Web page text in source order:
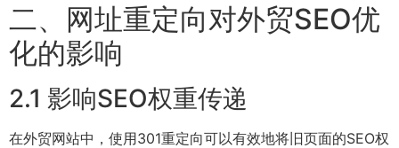
二、网址重定向对外贸SEO优
化的影响
2.1 影响SEO权重传递
在外贸网站中，使用301重定向可以有效地将旧页面的SEO权